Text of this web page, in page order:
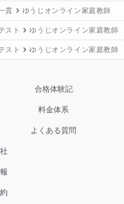
貫 ゆうじオンライン家庭教師
スト ゆうじオンライン家庭教師
スト ゆうじオンライン家庭教師
合格体験記
料金体系
よくある質問